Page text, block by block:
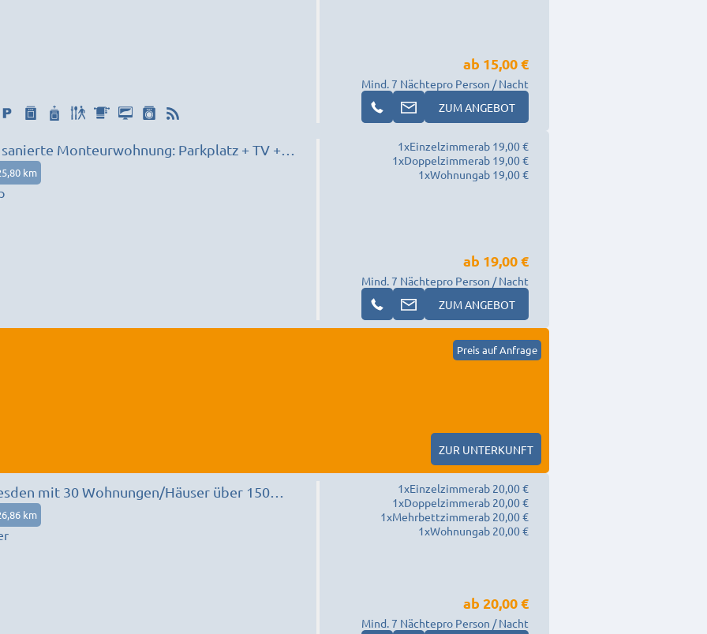
Mind. 7 Nächte
ab 15,00 €
pro Person / Nacht
ZUM ANGEBOT
Monteurwohnung: Parkplatz + TV +
km
1xEinzelzimmerab 19,00 €
1xDoppelzimmerab 19,00 €
1xWohnungab 19,00 €
Mind. 7 Nächte
ab 19,00 €
pro Person / Nacht
ZUM ANGEBOT
Preis auf Anfrage
ZUR UNTERKUNFT
mit 30 Wohnungen/Häuser über 150
km
1xEinzelzimmerab 20,00 €
1xDoppelzimmerab 20,00 €
1xMehrbettzimmerab 20,00 €
1xWohnungab 20,00 €
Mind. 7 Nächte
ab 20,00 €
pro Person / Nacht